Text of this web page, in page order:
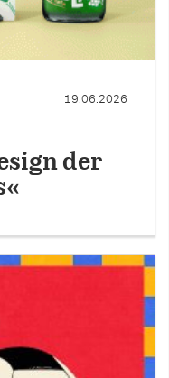
19.06.2026
der